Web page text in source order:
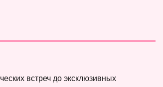
встреч до эксклюзивных